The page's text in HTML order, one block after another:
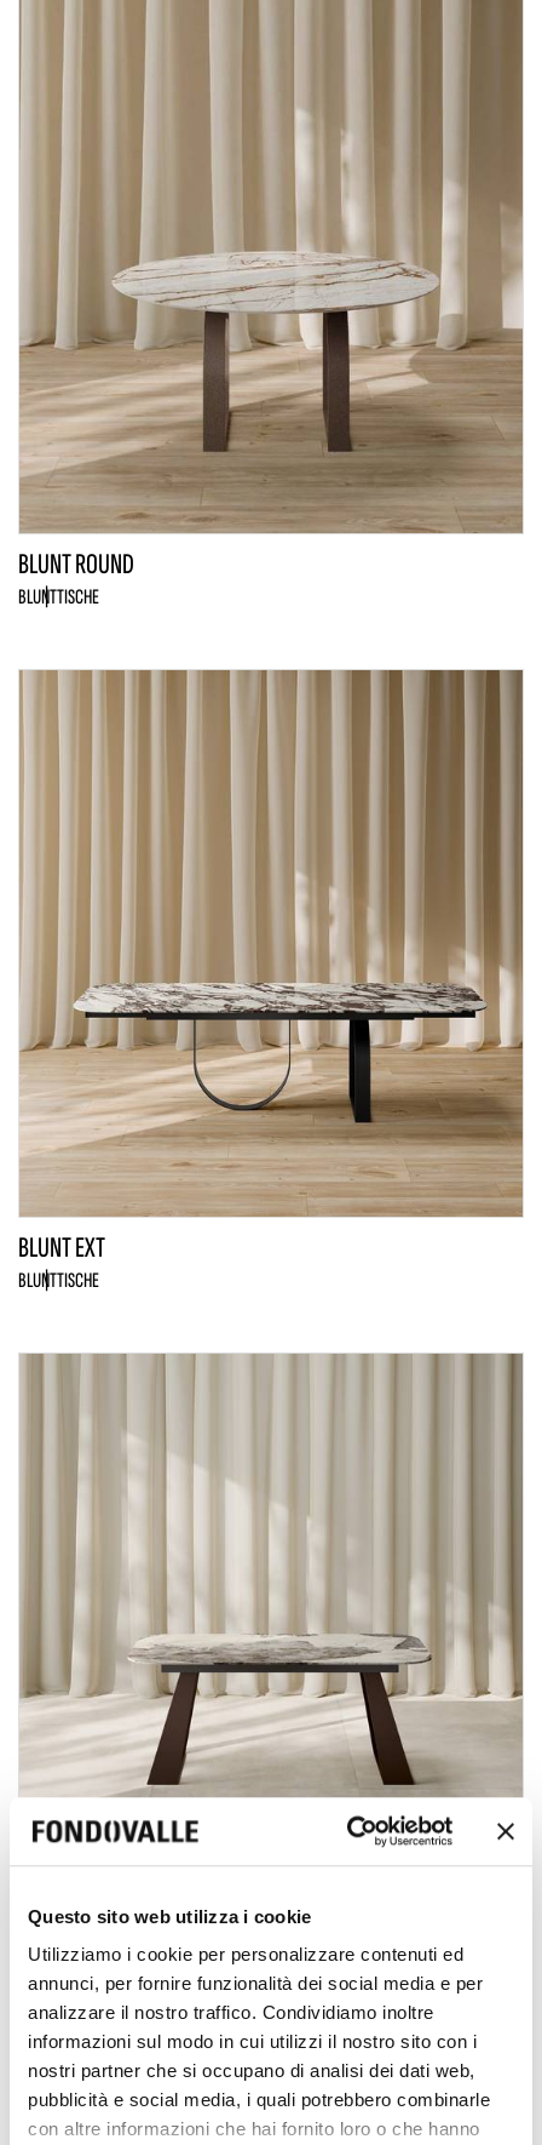
Questo sito web utilizza i cookie
Utilizziamo i cookie per personalizzare contenuti ed
annunci, per fornire funzionalità dei social media e per
analizzare il nostro traffico. Condividiamo inoltre
informazioni sul modo in cui utilizzi il nostro sito con i
nostri partner che si occupano di analisi dei dati web,
pubblicità e social media, i quali potrebbero combinarle
con altre informazioni che hai fornito loro o che hanno
BLUNT ROUND
BLUNTTISCHE
BLUNT EXT
BLUNTTISCHE
PLANA
PLANATISCHE